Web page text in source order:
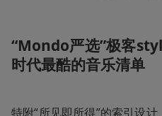
“Mondo严选”极客
时代最酷的音乐清单
特附“所见即所得”的索引设